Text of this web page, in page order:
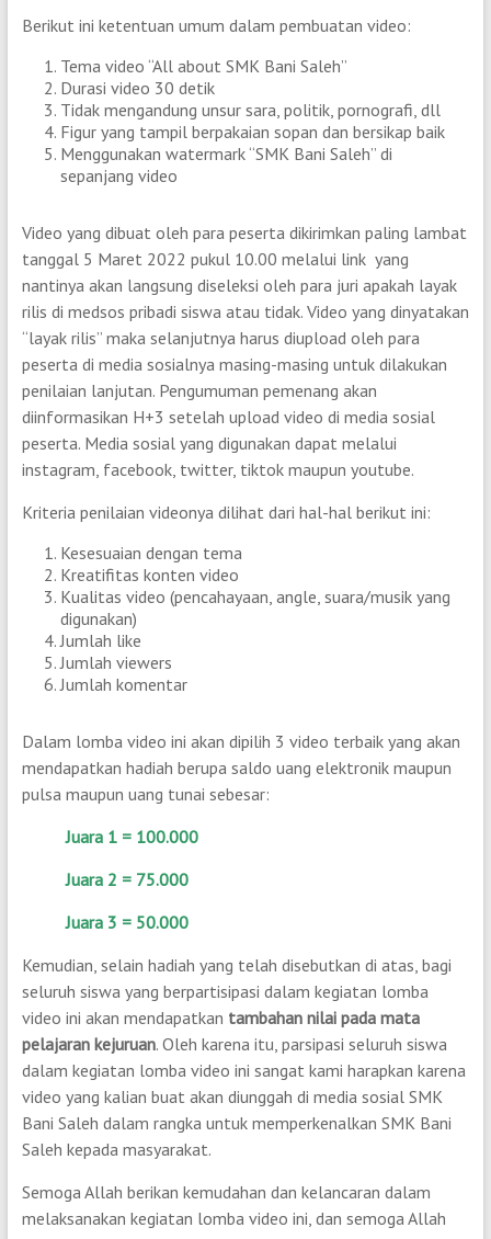
Berikut ini ketentuan umum dalam pembuatan video:
Tema video “All about SMK Bani Saleh”
Durasi video 30 detik
Tidak mengandung unsur sara, politik, pornografi, dll
Figur yang tampil berpakaian sopan dan bersikap baik
Menggunakan watermark “SMK Bani Saleh” di
sepanjang video
Video yang dibuat oleh para peserta dikirimkan paling lambat
tanggal 5 Maret 2022 pukul 10.00 melalui link yang
nantinya akan langsung diseleksi oleh para juri apakah layak
rilis di medsos pribadi siswa atau tidak. Video yang dinyatakan
“layak rilis” maka selanjutnya harus diupload oleh para
peserta di media sosialnya masing-masing untuk dilakukan
penilaian lanjutan. Pengumuman pemenang akan
diinformasikan H+3 setelah upload video di media sosial
peserta. Media sosial yang digunakan dapat melalui
instagram, facebook, twitter, tiktok maupun youtube.
Kriteria penilaian videonya dilihat dari hal-hal berikut ini:
Kesesuaian dengan tema
Kreatifitas konten video
Kualitas video (pencahayaan, angle, suara/musik yang
digunakan)
Jumlah like
Jumlah viewers
Jumlah komentar
Dalam lomba video ini akan dipilih 3 video terbaik yang akan
mendapatkan hadiah berupa saldo uang elektronik maupun
pulsa maupun uang tunai sebesar:
Juara 1 = 100.000
Juara 2 = 75.000
Juara 3 = 50.000
Kemudian, selain hadiah yang telah disebutkan di atas, bagi
seluruh siswa yang berpartisipasi dalam kegiatan lomba
video ini akan mendapatkan tambahan nilai pada mata
pelajaran kejuruan. Oleh karena itu, parsipasi seluruh siswa
dalam kegiatan lomba video ini sangat kami harapkan karena
video yang kalian buat akan diunggah di media sosial SMK
Bani Saleh dalam rangka untuk memperkenalkan SMK Bani
Saleh kepada masyarakat.
Semoga Allah berikan kemudahan dan kelancaran dalam
melaksanakan kegiatan lomba video ini, dan semoga Allah